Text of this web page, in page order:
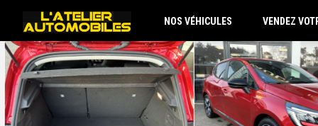
NOS VÉHICULES VENDEZ